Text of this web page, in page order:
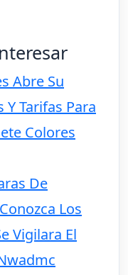
Abre Su
Tarifas Para
Colores
De
Los
Vigilara El